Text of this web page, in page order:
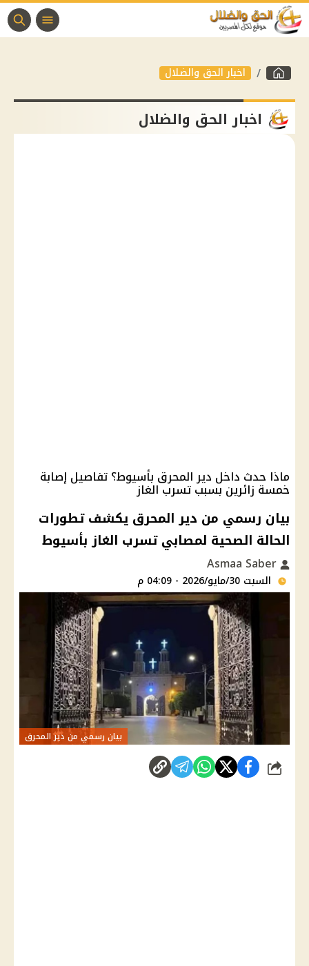
اخبار الحق والضلال
اخبار الحق والضلال
ماذا حدث داخل دير المحرق بأسيوط؟ تفاصيل إصابة
خمسة زائرين بسبب تسرب الغاز
بيان رسمي من دير المحرق يكشف تطورات
الحالة الصحية لمصابي تسرب الغاز بأسيوط
السبت 30/مايو/2026 - 04:09 م
بيان رسمي من دير المحرق
شارك